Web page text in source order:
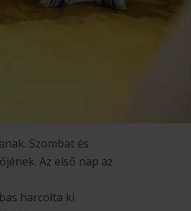
Szombat és
Az első nap az
harcolta ki